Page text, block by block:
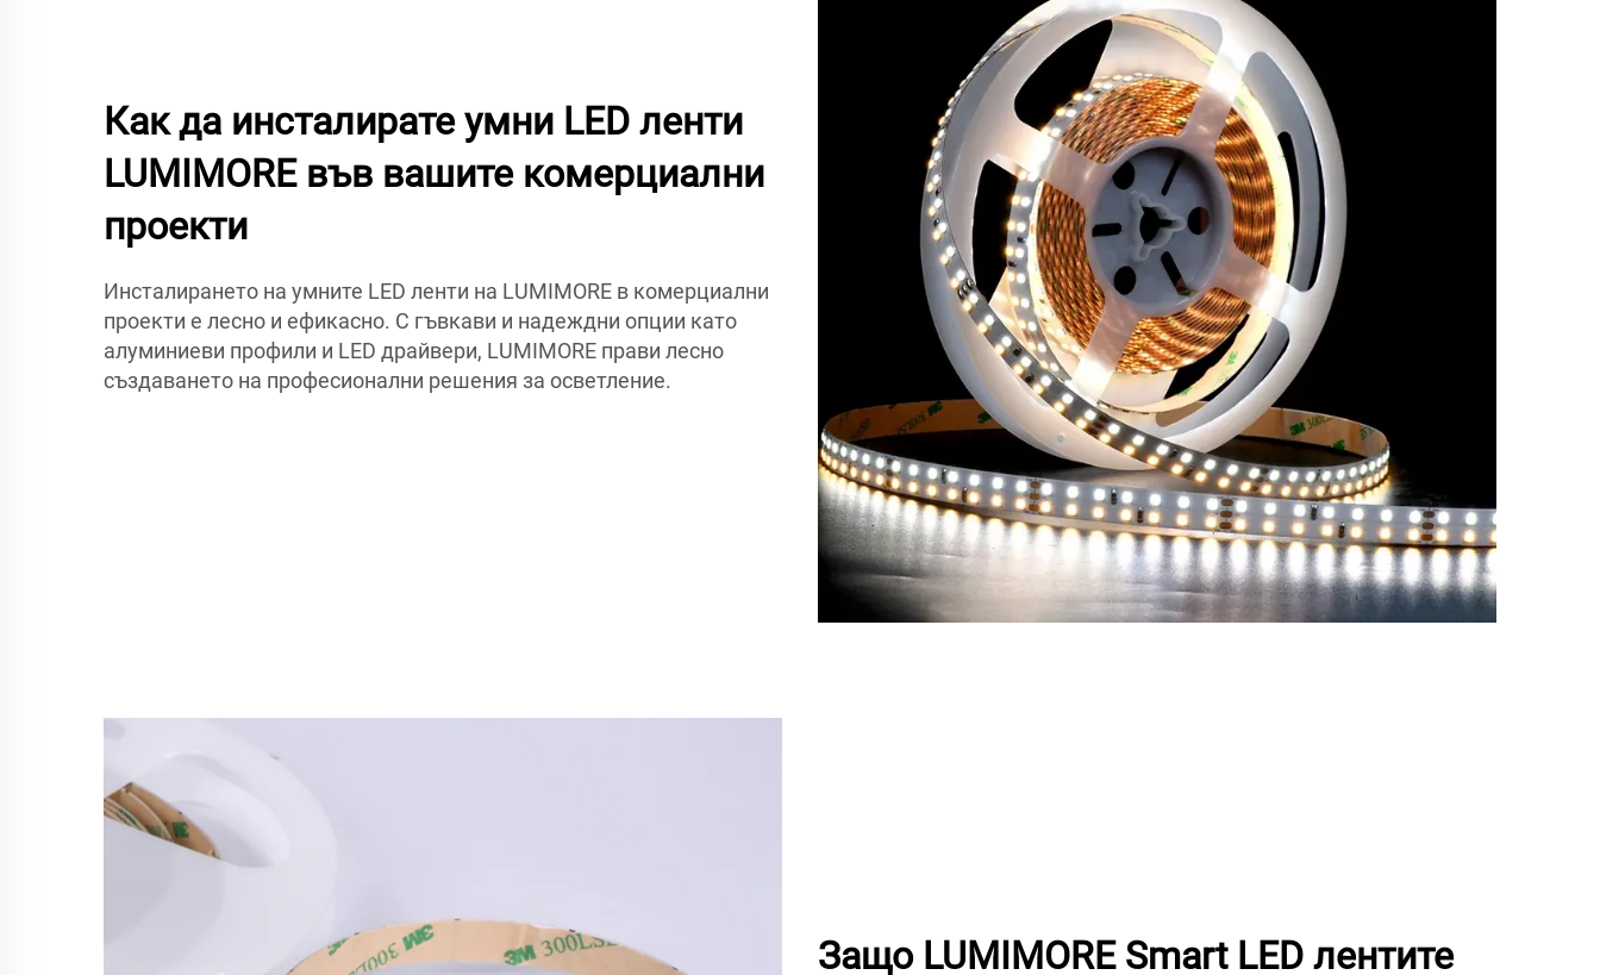
Как да инсталирате умни LED ленти
LUMIMORE във вашите комерциални
проекти
Инсталирането на умните LED ленти на LUMIMORE в комерциални
проекти е лесно и ефикасно. С гъвкави и надеждни опции като
алуминиеви профили и LED драйвери, LUMIMORE прави лесно
създаването на професионални решения за осветление.
Защо LUMIMORE Smart LED лентите